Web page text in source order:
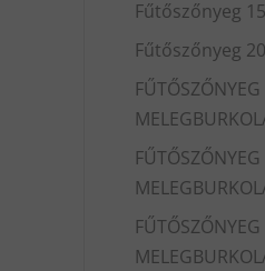
Fűtőszőnyeg
Fűtőszőnyeg
FŰTŐSZŐNYEG
FŰTŐSZŐNYEG
FŰTŐSZŐNYEG